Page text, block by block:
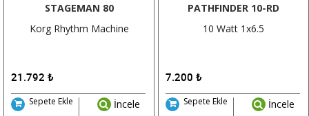
STAGEMAN 80
Korg Rhythm Machine
21.792 ₺
Sepete Ekle İncele
PATHFINDER 10-RD
10 Watt 1x6.5
7.200 ₺
Sepete Ekle İncele